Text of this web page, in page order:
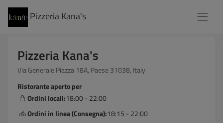
Pizzeria Kana's
Pizzeria Kana's
Via Generale Piazza 18A, Paese 31038, Italy
Ristorante aperto per
Ordini locali:18:00 - 22:00
Ordini in linea (Consegna):18:15 - 22:00